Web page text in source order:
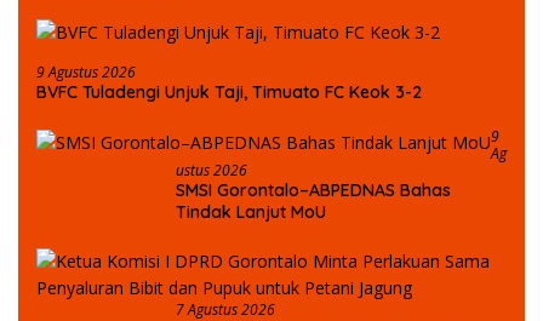
9 Agustus 2026
BVFC Tuladengi Unjuk Taji, Timuato FC Keok 3-2
9
Ag
Ustus 2026
SMSI Gorontalo–ABPEDNAS Bahas
Tindak Lanjut MoU
7 Agustus 2026